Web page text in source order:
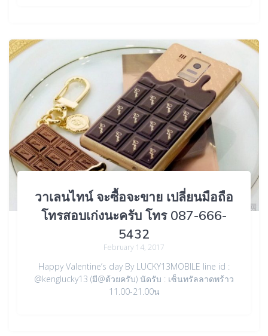
วาเลนไทน์ จะซื้อจะขาย เปลี่ยนมือถือ
โทรสอบเก่งนะครับ โทร 087-666-
5432
February 14, 2017
Happy Valentine’s day By LUCKY13MOBILE line id :
@kenglucky13 (มี@ด้วยครับ) นัดรับ : เซ็นทรัลลาดพร้าว
11.00-21.00น